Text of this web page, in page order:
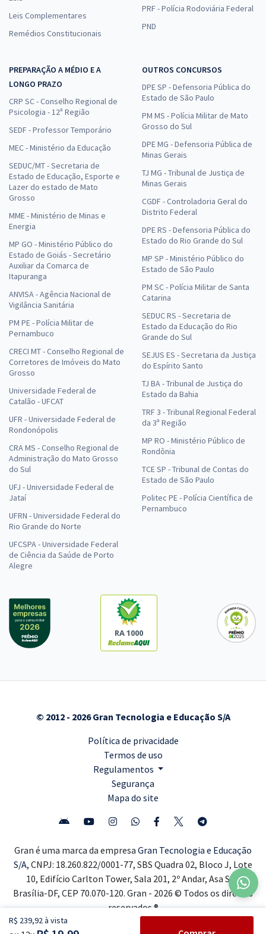
R$ 239,92 à vista
Leis Complementares
Remédios Constitucionais
PRF - Polícia Rodoviária Federal
PND
PREPARAÇÃO A MÉDIO E A
LONGO PRAZO
CRP SC - Conselho Regional de
Psicologia - 12ª Região
SEDF - Professor Temporário
MEC - Ministério da Educação
SEDUC/MT - Secretaria de
Estado de Educação, Esporte e
Lazer do estado de Mato
Grosso
MME - Ministério de Minas e
Energia
MP GO - Ministério Público do
Estado de Goiás - Secretário
Auxiliar da Comarca de
Itapuranga
ANVISA - Agência Nacional de
Vigilância Sanitária
PM PE - Polícia Militar de
Pernambuco
CRECI MT - Conselho Regional de
Corretores de Imóveis do Mato
Grosso
Universidade Federal de
Catalão - UFCAT
UFR - Universidade Federal de
Rondonópolis
CRA MS - Conselho Regional de
Administração do Mato Grosso
do Sul
UFJ - Universidade Federal de
Jataí
UFRN - Universidade Federal do
Rio Grande do Norte
UFCSPA - Universidade Federal
de Ciência da Saúde de Porto
Alegre
OUTROS CONCURSOS
DPE SP - Defensoria Pública do
Estado de São Paulo
PM MS - Polícia Militar de Mato
Grosso do Sul
DPE MG - Defensoria Pública de
Minas Gerais
TJ MG - Tribunal de Justiça de
Minas Gerais
CGDF - Controladoria Geral do
Distrito Federal
DPE RS - Defensoria Pública do
Estado do Rio Grande do Sul
MP SP - Ministério Público do
Estado de São Paulo
PM SC - Polícia Militar de Santa
Catarina
SEDUC RS - Secretaria de
Estado da Educação do Rio
Grande do Sul
SEJUS ES - Secretaria da Justiça
do Espírito Santo
TJ BA - Tribunal de Justiça do
Estado da Bahia
TRF 3 - Tribunal Regional Federal
da 3ª Região
MP RO - Ministério Público de
Rondônia
TCE SP - Tribunal de Contas do
Estado de São Paulo
Politec PE - Polícia Científica de
Pernambuco
RA 1000
© 2012 - 2026 Gran Tecnologia e Educação S/A
Política de privacidade
Termos de uso
Regulamentos
Segurança
Mapa do site
Gran é uma marca da empresa Gran Tecnologia e Educação
S/A, CNPJ: 18.260.822/0001-77, SBS Quadra 02, Bloco J, Lote
10, Edifício Carlton Tower, Sala 201, 2º Andar, Asa Sul,
Brasília-DF, CEP 70.070-120. Gran - 2026 © Todos os direitos
reservados ®